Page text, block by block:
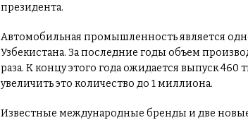
президента.
Автомобильная промышленность является
Узбекистана. За последние годы объем
раза. К концу этого года ожидается выпуск
увеличить это количество до 1 миллиона.
Известные международные бренды и две